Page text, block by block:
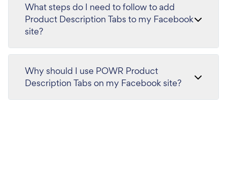
What steps do I need to follow to add
Product Description Tabs to my Facebook
site?
Why should I use POWR Product
Description Tabs on my Facebook site?